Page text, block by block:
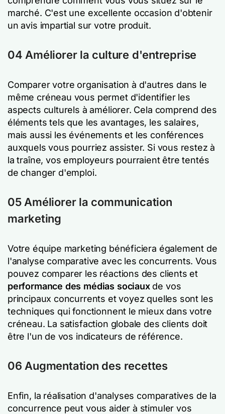
marché. C'est une excellente occasion d'obtenir
un avis impartial sur votre produit.
04 Améliorer la culture d'entreprise
Comparer votre organisation à d'autres dans le
même créneau vous permet d'identifier les
aspects culturels à améliorer. Cela comprend des
éléments tels que les avantages, les salaires,
mais aussi les événements et les conférences
auxquels vous pourriez assister. Si vous restez à
la traîne, vos employeurs pourraient être tentés
de changer d'emploi.
05 Améliorer la communication
marketing
Votre équipe marketing bénéficiera également de
l'analyse comparative avec les concurrents. Vous
pouvez comparer les réactions des clients et
performance des médias sociauxde vos
principaux concurrents et voyez quelles sont les
techniques qui fonctionnent le mieux dans votre
créneau. La satisfaction globale des clients doit
être l'un de vos indicateurs de référence.
06 Augmentation des recettes
Enfin, la réalisation d'analyses comparatives de la
concurrence peut vous aider à stimuler vos